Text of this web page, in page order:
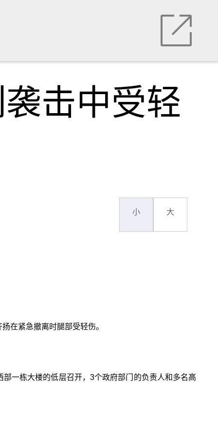
击中受轻
小 大
在紧急撤离时腿部受轻伤。
一栋大楼的低层召开，3个政府部门的负责人和多名高